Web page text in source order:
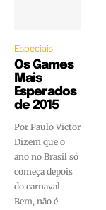
Especiais
Os Games
Mais
Esperados
de 2015
Por Paulo Victor
Dizem que o
ano no Brasil só
começa depois
do carnaval.
Bem, não é